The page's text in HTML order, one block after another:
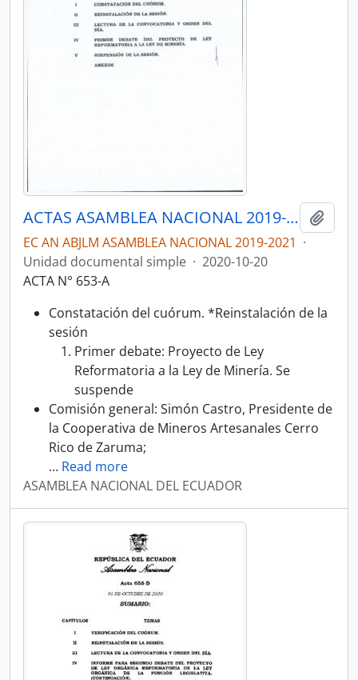
ACTAS ASAMBLEA NACIONAL 2019-2021
EC AN ABJLM ASAMBLEA NACIONAL 2019-2021 ·
Unidad documental simple · 2020-10-20
ACTA N° 653-A
Constatación del cuórum. *Reinstalación de la
sesión
Primer debate: Proyecto de Ley
Reformatoria a la Ley de Minería. Se
suspende
Comisión general: Simón Castro, Presidente de
la Cooperativa de Mineros Artesanales Cerro
Rico de Zaruma;
… Read more
ASAMBLEA NACIONAL DEL ECUADOR